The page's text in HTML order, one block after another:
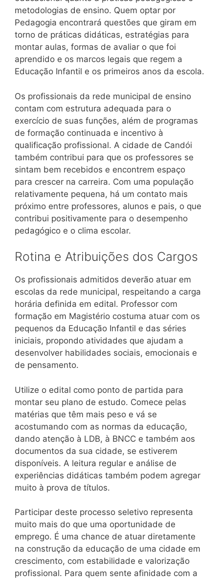
metodologias de ensino. Quem optar por
Pedagogia encontrará questões que giram em
torno de práticas didáticas, estratégias para
montar aulas, formas de avaliar o que foi
aprendido e os marcos legais que regem a
Educação Infantil e os primeiros anos da escola.
Os profissionais da rede municipal de ensino
contam com estrutura adequada para o
exercício de suas funções, além de programas
de formação continuada e incentivo à
qualificação profissional. A cidade de Candói
também contribui para que os professores se
sintam bem recebidos e encontrem espaço
para crescer na carreira. Com uma população
relativamente pequena, há um contato mais
próximo entre professores, alunos e pais, o que
contribui positivamente para o desempenho
pedagógico e o clima escolar.
Rotina e Atribuições dos Cargos
Os profissionais admitidos deverão atuar em
escolas da rede municipal, respeitando a carga
horária definida em edital. Professor com
formação em Magistério costuma atuar com os
pequenos da Educação Infantil e das séries
iniciais, propondo atividades que ajudam a
desenvolver habilidades sociais, emocionais e
de pensamento.
Utilize o edital como ponto de partida para
montar seu plano de estudo. Comece pelas
matérias que têm mais peso e vá se
acostumando com as normas da educação,
dando atenção à LDB, à BNCC e também aos
documentos da sua cidade, se estiverem
disponíveis. A leitura regular e análise de
experiências didáticas também podem agregar
muito à prova de títulos.
Participar deste processo seletivo representa
muito mais do que uma oportunidade de
emprego. É uma chance de atuar diretamente
na construção da educação de uma cidade em
crescimento, com estabilidade e valorização
profissional. Para quem sente afinidade com a